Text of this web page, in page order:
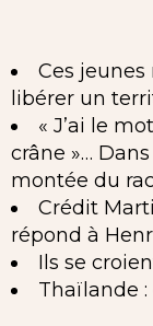
Ces
libérer un
« J’ai le
crâne »…
montée du
Crédit
répond à
Ils se
Thaïlande